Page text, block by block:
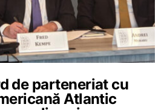
de parteneriat cu
Atlantic